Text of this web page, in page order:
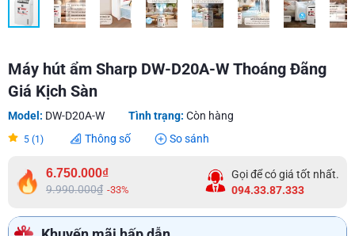
Máy hút ẩm Sharp DW-D20A-W Thoáng Đãng
Giá Kịch Sàn
Model: DW-D20A-W Tình trạng: Còn hàng
5 (1) Thông số So sánh
6.750.000₫
9.990.000₫ -33%
Gọi để có giá tốt nhất.
094.33.87.333